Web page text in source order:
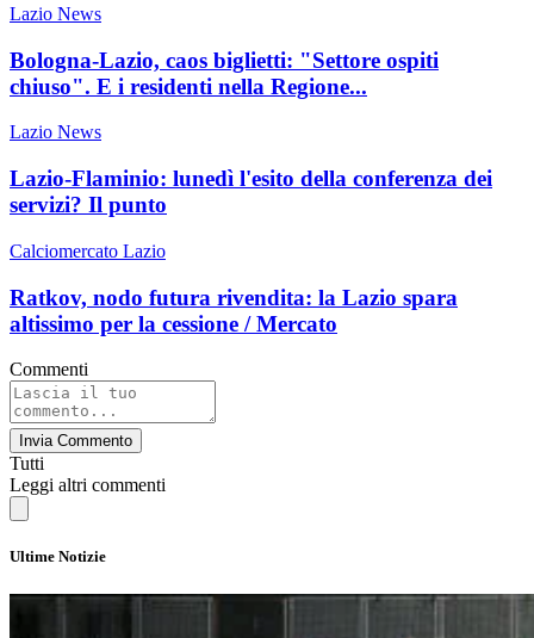
Lazio News
Bologna-Lazio, caos biglietti: "Settore ospiti
chiuso". E i residenti nella Regione...
Lazio News
Lazio-Flaminio: lunedì l'esito della conferenza dei
servizi? Il punto
Calciomercato Lazio
Ratkov, nodo futura rivendita: la Lazio spara
altissimo per la cessione / Mercato
Commenti
Invia Commento
Tutti
Leggi altri commenti
Ultime Notizie